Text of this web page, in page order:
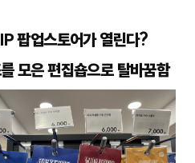
팝업스토어가 열린다?
모은 편집숍으로 탈바꿈함